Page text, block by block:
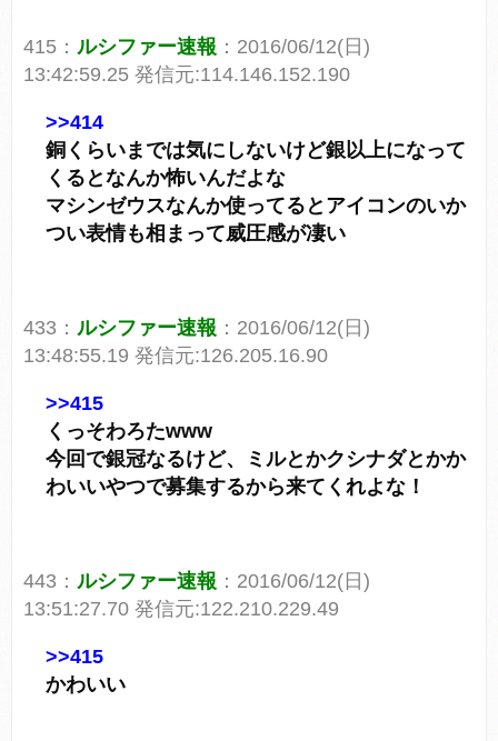
415： ルシファー速報 ：2016/06/12(日)
13:42:59.25 発信元:114.146.152.190
>>414
銅くらいまでは気にしないけど銀以上になって
くるとなんか怖いんだよな
マシンゼウスなんか使ってるとアイコンのいか
つい表情も相まって威圧感が凄い
433： ルシファー速報 ：2016/06/12(日)
13:48:55.19 発信元:126.205.16.90
>>415
くっそわろたwww
今回で銀冠なるけど、ミルとかクシナダとかか
わいいやつで募集するから来てくれよな！
443： ルシファー速報 ：2016/06/12(日)
13:51:27.70 発信元:122.210.229.49
>>415
かわいい